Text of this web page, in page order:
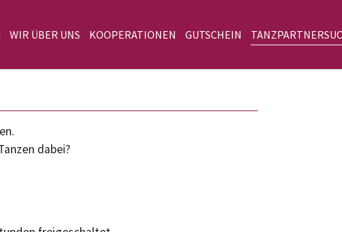
WIR ÜBER UNS KOOPERATIONEN GUTSCHEIN
dabei?